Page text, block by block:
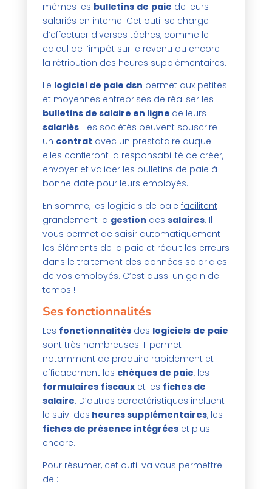
mêmes les bulletins de paie de leurs
salariés en interne. Cet outil se charge
d’effectuer diverses tâches, comme le
calcul de l’impôt sur le revenu ou encore
la rétribution des heures supplémentaires.
Le logiciel de paie dsn permet aux petites
et moyennes entreprises de réaliser les
bulletins de salaire en ligne de leurs
salariés. Les sociétés peuvent souscrire
un contrat avec un prestataire auquel
elles confieront la responsabilité de créer,
envoyer et valider les bulletins de paie à
bonne date pour leurs employés.
En somme, les logiciels de paie facilitent
grandement la gestion des salaires. Il
vous permet de saisir automatiquement
les éléments de la paie et réduit les erreurs
dans le traitement des données salariales
de vos employés. C’est aussi un gain de
temps !
Ses fonctionnalités
Les fonctionnalitésdes logiciels de paie
sont très nombreuses. Il permet
notamment de produire rapidement et
efficacement les chèques de paie, les
formulaires fiscauxet les fiches de
salaire. D’autres caractéristiques incluent
le suivi des heures supplémentaires, les
fiches de présence intégréeset plus
encore.
Pour résumer, cet outil va vous permettre
de :